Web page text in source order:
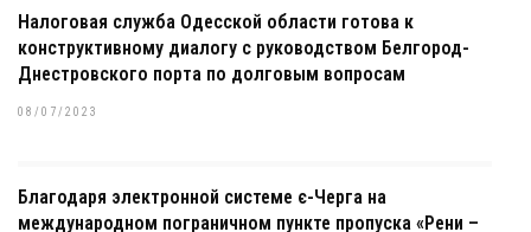
Налоговая служба Одесской области готова к
конструктивному диалогу с руководством Белгород-
Днестровского порта по долговым вопросам
08/07/2023
Благодаря электронной системе є-Черга на
международном пограничном пункте пропуска «Рени –